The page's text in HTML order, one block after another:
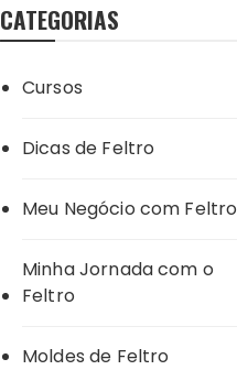
CATEGORIAS
Cursos
Dicas de Feltro
Meu Negócio com Feltro
Minha Jornada com o
Feltro
Moldes de Feltro